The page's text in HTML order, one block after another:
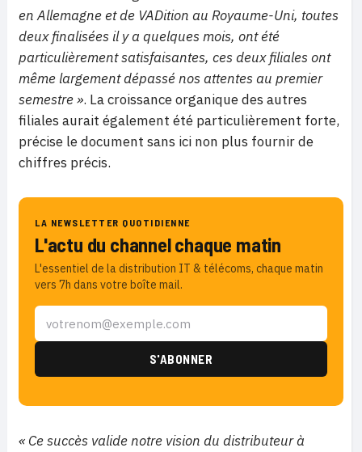
en Allemagne et de VADition au Royaume-Uni, toutes
deux finalisées il y a quelques mois, ont été
particulièrement satisfaisantes, ces deux filiales ont
même largement dépassé nos attentes au premier
semestre ». La croissance organique des autres
filiales aurait également été particulièrement forte,
précise le document sans ici non plus fournir de
chiffres précis.
LA NEWSLETTER QUOTIDIENNE
L'actu du channel chaque matin
L'essentiel de la distribution IT & télécoms, chaque matin
vers 7h dans votre boîte mail.
« Ce succès valide notre vision du distributeur à